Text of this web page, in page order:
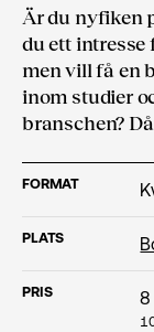
Är du nyfiken
du ett
men vill få en
inom studier
branschen?
FORMAT
PLATS
PRIS 8